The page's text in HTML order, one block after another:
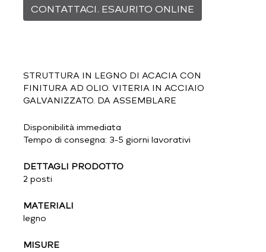
CONTATTACI. ESAURITO ONLINE
STRUTTURA IN LEGNO DI ACACIA CON
FINITURA AD OLIO. VITERIA IN ACCIAIO
GALVANIZZATO. DA ASSEMBLARE
Disponibilità immediata
Tempo di consegna: 3-5 giorni lavorativi
DETTAGLI PRODOTTO
2 posti
MATERIALI
legno
MISURE